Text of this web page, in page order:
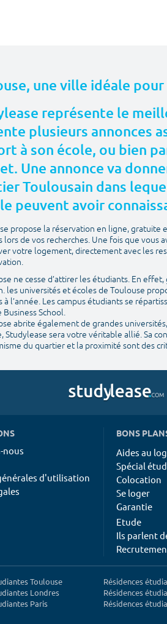
une ville idéale
représente le
plusieurs annonces
à son école, ou bien
Une annonce va
Toulousain dans
peuvent avoir
propose la réservation en ligne, gratuite
lors de vos recherches. Une fois que
votre logement, directement avec les
ne cesse d’attirer les étudiants. En
les universités et écoles de Toulouse
à l’année. Les campus étudiants se
Business School.
abrite également de grandes
Studylease sera votre véritable allié. Sa
du quartier et la proximité sont des
nous
d'utilisation
BONS
Aides au
Spécial
Colocation
Se loger
Garantie
Etude
Ils parlent
Toulouse
Londres
Paris
Résidences
Résidences
Résidences